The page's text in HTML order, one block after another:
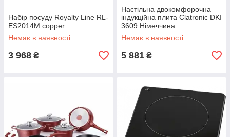
Набір посуду Royalty Line RL-
ES2014M copper
Немає в наявності
3 968 ₴
Настільна двокомфорочна
індукційна плита Clatronic DKI
3609 Німеччина
Немає в наявності
5 881 ₴